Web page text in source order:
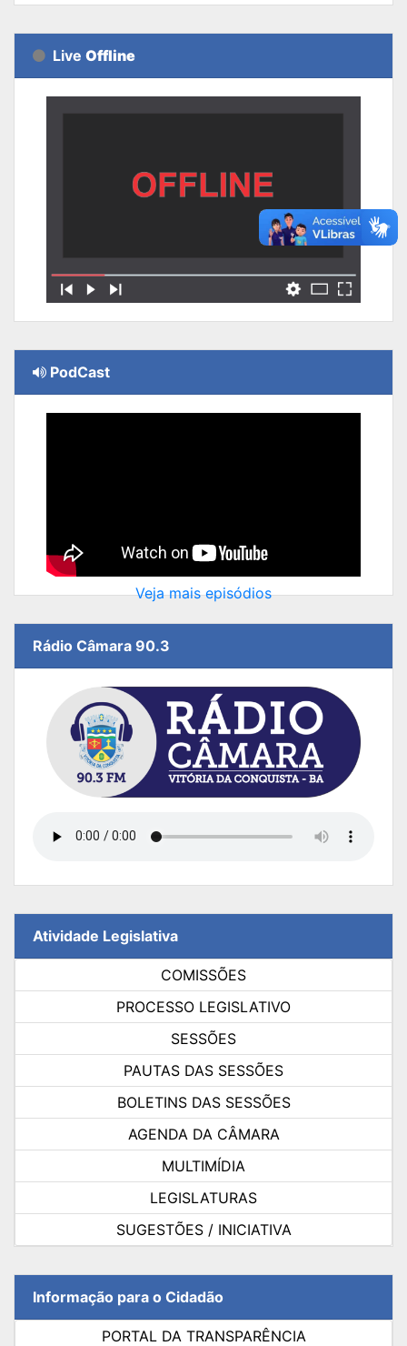
Live Offline
PodCast
Veja mais episódios
Rádio Câmara 90.3
Atividade Legislativa
COMISSÕES
PROCESSO LEGISLATIVO
SESSÕES
PAUTAS DAS SESSÕES
BOLETINS DAS SESSÕES
AGENDA DA CÂMARA
MULTIMÍDIA
LEGISLATURAS
SUGESTÕES / INICIATIVA
Informação para o Cidadão
PORTAL DA TRANSPARÊNCIA